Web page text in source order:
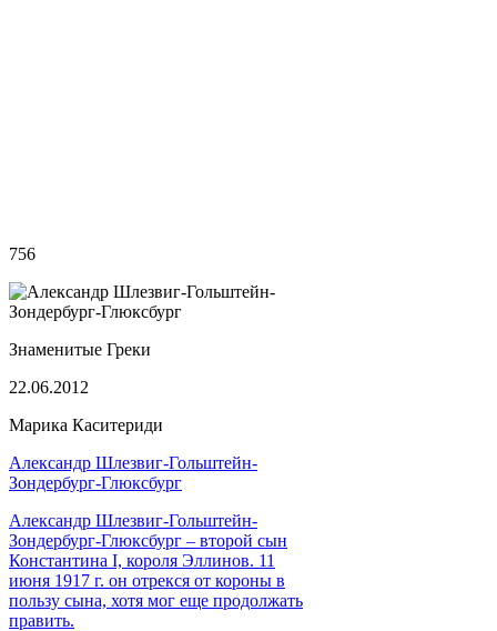
756
Знаменитые Греки
22.06.2012
Марика Каситериди
Александр Шлезвиг-Гольштейн-
Зондербург-Глюксбург
Александр Шлезвиг-Гольштейн-
Зондербург-Глюксбург – второй сын
Константина I, короля Эллинов. 11
июня 1917 г. он отрекся от короны в
пользу сына, хотя мог еще продолжать
править.